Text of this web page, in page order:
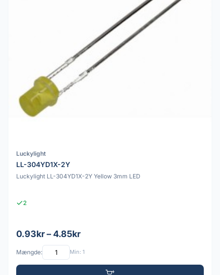
Luckylight
LL-304YD1X-2Y
Luckylight LL-304YD1X-2Y Yellow 3mm LED
2
0.93kr – 4.85kr
Mængde: Min: 1